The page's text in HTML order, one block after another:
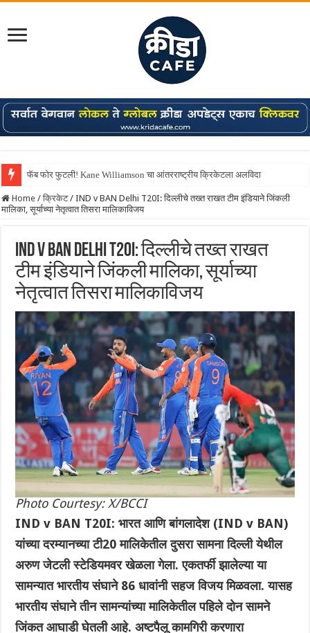
फॅब फोर फुटली! Kane Williamson चा आंतरराष्ट्रीय क्रिकेटला अलविदा
Home / क्रिकेट / IND v BAN Delhi T20I: दिल्लीचे तख्त राखत टीम इंडियाने जिंकली
मालिका, सूर्याच्या नेतृत्वात तिसरा मालिकाविजय
IND v BAN Delhi T20I: दिल्लीचे तख्त राखत
टीम इंडियाने जिंकली मालिका, सूर्याच्या
नेतृत्वात तिसरा मालिकाविजय
Photo Courtesy: X/BCCI
IND v BAN T20I: भारत आणि बांगलादेश (IND v BAN)
यांच्या दरम्यानच्या टी20 मालिकेतील दुसरा सामना दिल्ली येथील
अरुण जेटली स्टेडियमवर खेळला गेला. एकतर्फी झालेल्या या
सामन्यात भारतीय संघाने 86 धावांनी सहज विजय मिळवला. यासह
भारतीय संघाने तीन सामन्यांच्या मालिकेतील पहिले दोन सामने
जिंकत आघाडी घेतली आहे. अष्टपैलू कामगिरी करणारा